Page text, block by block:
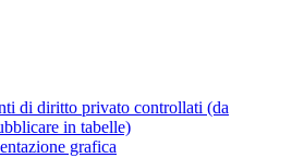
di diritto privato controllati (da
in tabelle)
grafica